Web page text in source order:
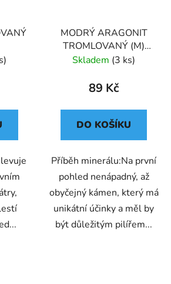
MODRÝ ARAGONIT
TROMLOVANÝ (M)
PÁKISTÁN
Skladem (3 ks)
89 Kč
DO KOŠÍKU
Příběh minerálu:Na první
pohled nenápadný, až
obyčejný kámen, který má
unikátní účinky a měl by
být důležitým pilířem...